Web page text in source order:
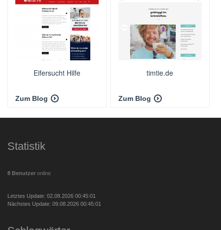
Eifersucht Hilfe
Zum Blog
timtie.de
Zum Blog
Statistik
8 Benutzer online
Letztes Update: 02.08.2026 00:45:01
Nächstes Update: 09.08.2026 00:45:01